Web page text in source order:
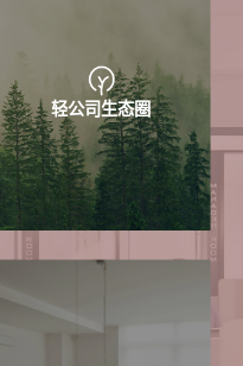
轻公司生态圈